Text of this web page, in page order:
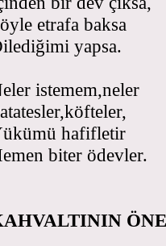
etrafa baksa
yapsa.
istemem,neler
hafifletir
biter ödevler.